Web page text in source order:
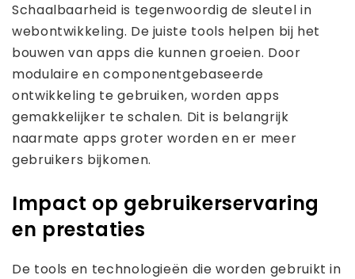
Schaalbaarheid is tegenwoordig de sleutel in
webontwikkeling. De juiste tools helpen bij het
bouwen van apps die kunnen groeien. Door
modulaire en componentgebaseerde
ontwikkeling te gebruiken, worden apps
gemakkelijker te schalen. Dit is belangrijk
naarmate apps groter worden en er meer
gebruikers bijkomen.
Impact op gebruikerservaring
en prestaties
De tools en technologieën die worden gebruikt in